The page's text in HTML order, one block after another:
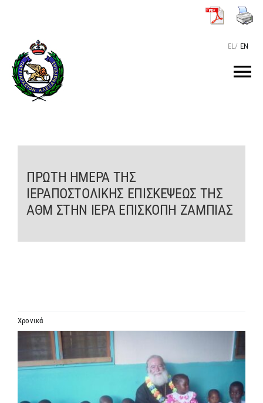
περιεχόμενο
EL/ EN
ΤΟ ΠΑΤΡΙΑΡΧΕΙΟ
MEDIA
ΠΡΩΤΗ ΗΜΕΡΑ ΤΗΣ
ΙΕΡΑΠΟΣΤΟΛΙΚΗΣ ΕΠΙΣΚΕΨΕΩΣ ΤΗΣ
ΑΘΜ ΣΤΗΝ ΙΕΡΑ ΕΠΙΣΚΟΠΗ ΖΑΜΠΙΑΣ
Χρονικά
Προβολή
μεγαλύτερης
εικόνας